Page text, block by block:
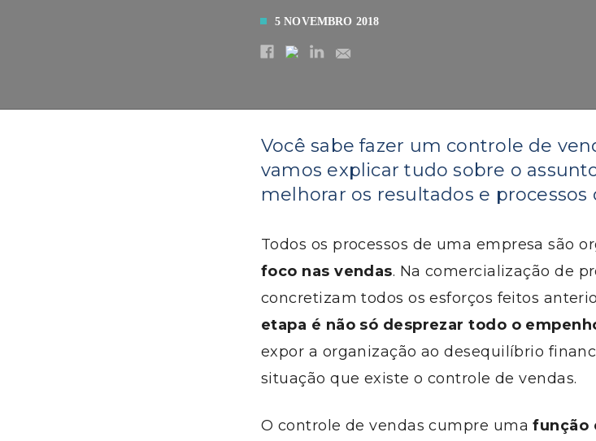
5 NOVEMBRO 2018
Você sabe fazer um controle de
vamos explicar tudo sobre o
melhorar os resultados e processos
Todos os processos de uma empresa são
foco nas vendas. Na comercialização de
concretizam todos os esforços feitos
etapa é não só desprezar todo o
expor a organização ao desequilíbrio
situação que existe o controle de vendas.
O controle de vendas cumpre uma função